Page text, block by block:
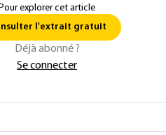
explorer cet article
l'extrait gratuit
Déjà abonné ?
Se connecter